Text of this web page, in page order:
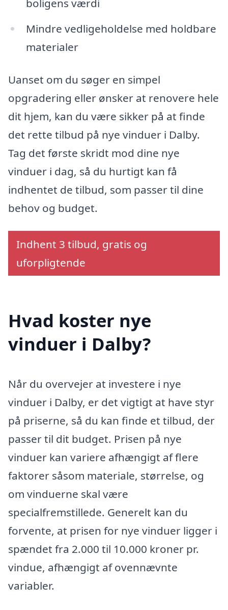
boligens værdi
Mindre vedligeholdelse med holdbare
materialer
Uanset om du søger en simpel
opgradering eller ønsker at renovere hele
dit hjem, kan du være sikker på at finde
det rette tilbud på nye vinduer i Dalby.
Tag det første skridt mod dine nye
vinduer i dag, så du hurtigt kan få
indhentet de tilbud, som passer til dine
behov og budget.
Indhent 3 tilbud, gratis og
uforpligtende
Hvad koster nye
vinduer i Dalby?
Når du overvejer at investere i nye
vinduer i Dalby, er det vigtigt at have styr
på priserne, så du kan finde et tilbud, der
passer til dit budget. Prisen på nye
vinduer kan variere afhængigt af flere
faktorer såsom materiale, størrelse, og
om vinduerne skal være
specialfremstillede. Generelt kan du
forvente, at prisen for nye vinduer ligger i
spændet fra 2.000 til 10.000 kroner pr.
vindue, afhængigt af ovennævnte
variabler.